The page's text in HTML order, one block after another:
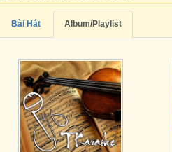
Bài Hát Album/Playlist